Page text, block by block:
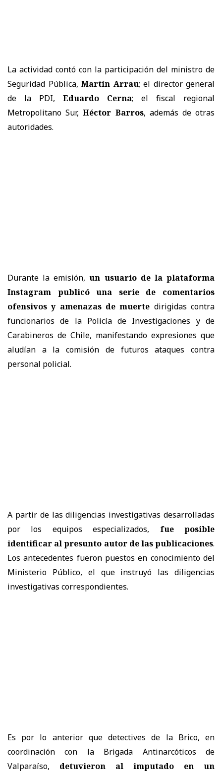
La actividad contó con la participación del ministro de
Seguridad Pública, Martín Arrau; el director general
de la PDI, Eduardo Cerna; el fiscal regional
Metropolitano Sur,Héctor Barros, además de otras
autoridades.
Durante la emisión,un usuario de la plataforma
Instagram publicó una serie de comentarios
ofensivos y amenazas de muerte dirigidas contra
funcionarios de la Policía de Investigaciones y de
Carabineros de Chile, manifestando expresiones que
aludían a la comisión de futuros ataques contra
personal policial.
A partir de las diligencias investigativas desarrolladas
por los equipos especializados, fue posible
identificar al presunto autor de las publicaciones.
Los antecedentes fueron puestos en conocimiento del
Ministerio Público, el que instruyó las diligencias
investigativas correspondientes.
Es por lo anterior que detectives de la Brico, en
coordinación con la Brigada Antinarcóticos de
Valparaíso, detuvieron al imputado en un